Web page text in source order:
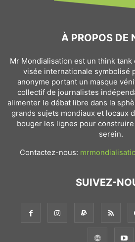
À PROPOS DE
Mr Mondialisation est un think
visée internationale symbolisé
anonyme portant un masque
collectif de journalistes
alimenter le débat libre dans la
grands sujets mondiaux et locaux
bouger les lignes pour
serein.
Contactez-nous:
SUIVEZ-